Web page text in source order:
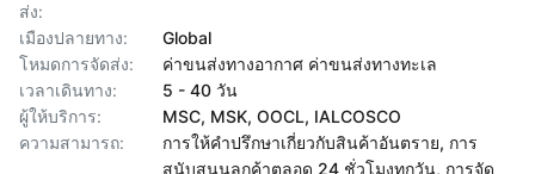
ส่ง:
เมืองปลายทาง:
Global
โหมดการจัดส่ง:
ค่าขนส่งทางอากาศ ค่าขนส่งทางทะเล
เวลาเดินทาง:
5 - 40 วัน
ผู้ให้บริการ:
MSC, MSK, OOCL, IALCOSCO
ความสามารถ:
การให้คำปรึกษาเกี่ยวกับสินค้าอันตราย, การ
สนับสนุนลูกค้าตลอด 24 ชั่วโมงทุกวัน, การจัด